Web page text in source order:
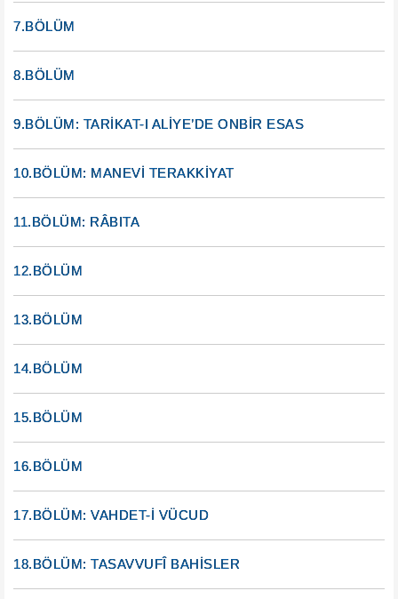
7.BÖLÜM
8.BÖLÜM
9.BÖLÜM: TARİKAT-I ALİYE’DE ONBİR ESAS
10.BÖLÜM: MANEVİ TERAKKİYAT
11.BÖLÜM: RÂBITA
12.BÖLÜM
13.BÖLÜM
14.BÖLÜM
15.BÖLÜM
16.BÖLÜM
17.BÖLÜM: VAHDET-İ VÜCUD
18.BÖLÜM: TASAVVUFÎ BAHİSLER